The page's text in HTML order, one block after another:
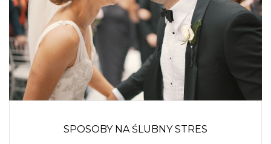
SPOSOBY NA ŚLUBNY STRES